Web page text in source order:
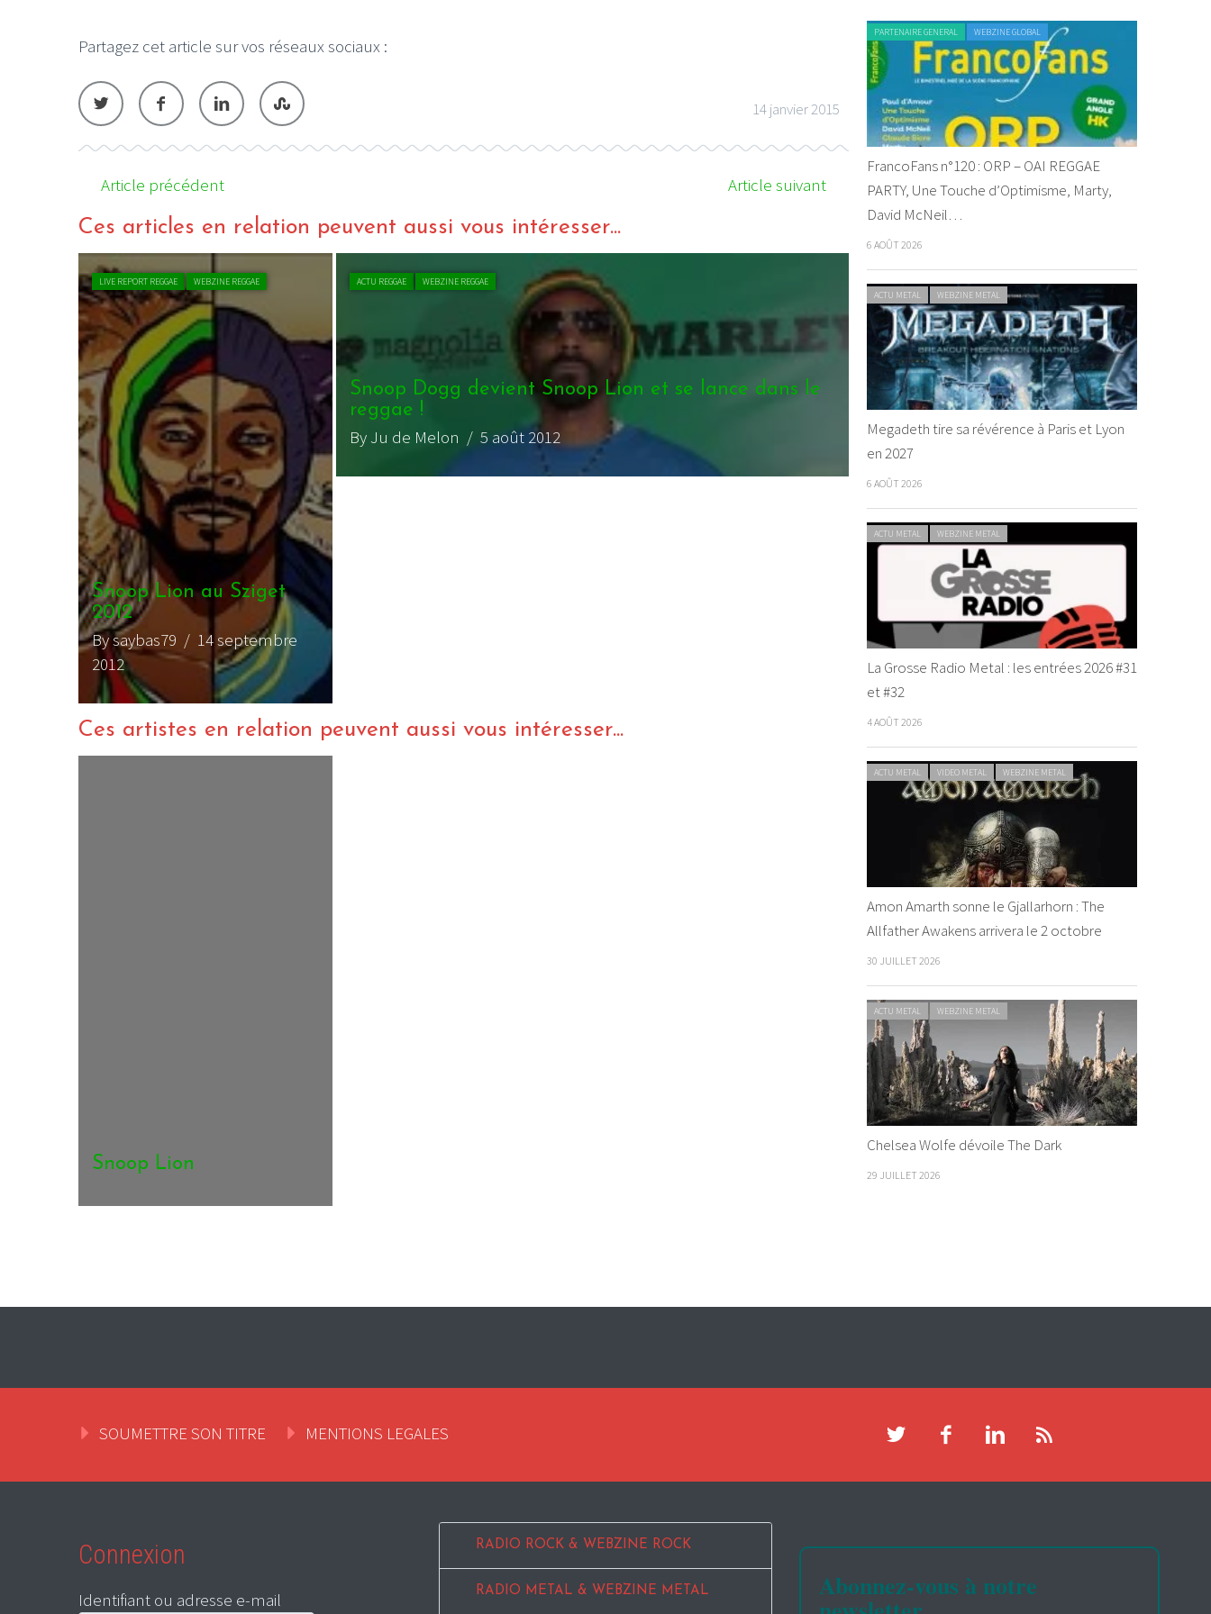
Partagez cet article sur vos réseaux sociaux :
14 janvier 2015
Article précédent Article suivant
Ces articles en relation peuvent aussi vous intéresser...
LIVE REPORT REGGAE WEBZINE REGGAE
Snoop Lion au Sziget
2012
By saybas79 / 14 septembre
2012
ACTU REGGAE WEBZINE REGGAE
Snoop Dogg devient Snoop Lion et se lance dans le
reggae !
By Ju de Melon / 5 août 2012
Ces artistes en relation peuvent aussi vous intéresser...
Snoop Lion
PARTENAIRE GENERAL WEBZINE GLOBAL
FrancoFans n°120 : ORP – OAI REGGAE
PARTY, Une Touche d’Optimisme, Marty,
David McNeil…
6 AOÛT 2026
ACTU METAL WEBZINE METAL
Megadeth tire sa révérence à Paris et Lyon
en 2027
6 AOÛT 2026
ACTU METAL WEBZINE METAL
La Grosse Radio Metal : les entrées 2026 #31
et #32
4 AOÛT 2026
ACTU METAL VIDEO METAL WEBZINE METAL
Amon Amarth sonne le Gjallarhorn : The
Allfather Awakens arrivera le 2 octobre
30 JUILLET 2026
ACTU METAL WEBZINE METAL
Chelsea Wolfe dévoile The Dark
29 JUILLET 2026
SOUMETTRE SON TITRE MENTIONS LEGALES
Connexion
Identifiant ou adresse e-mail
RADIO ROCK & WEBZINE ROCK
RADIO METAL & WEBZINE METAL Abonnez-vous à notre